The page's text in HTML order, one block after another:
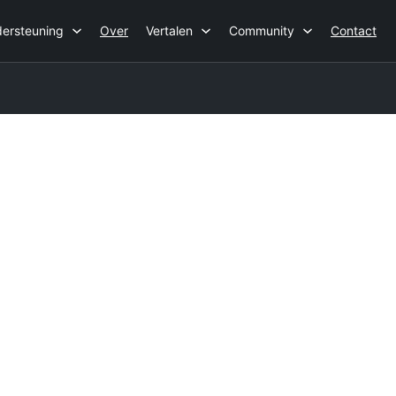
Over Vertalen Community Contact